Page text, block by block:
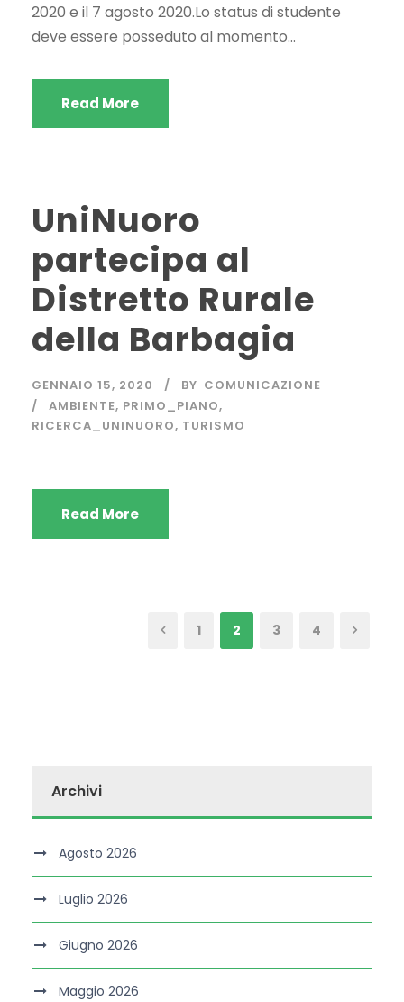
2020 e il 7 agosto 2020.Lo status di studente
deve essere posseduto al momento...
Read More
UniNuoro
partecipa al
Distretto Rurale
della Barbagia
GENNAIO 15, 2020 BY COMUNICAZIONE
AMBIENTE, PRIMO_PIANO,
RICERCA_UNINUORO, TURISMO
Read More
1 2 3 4
Archivi
Agosto 2026
Luglio 2026
Giugno 2026
Maggio 2026